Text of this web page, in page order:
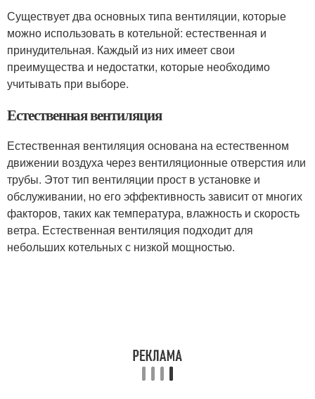
Существует два основных типа вентиляции, которые
можно использовать в котельной: естественная и
принудительная. Каждый из них имеет свои
преимущества и недостатки, которые необходимо
учитывать при выборе.
Естественная вентиляция
Естественная вентиляция основана на естественном
движении воздуха через вентиляционные отверстия или
трубы. Этот тип вентиляции прост в установке и
обслуживании, но его эффективность зависит от многих
факторов, таких как температура, влажность и скорость
ветра. Естественная вентиляция подходит для
небольших котельных с низкой мощностью.